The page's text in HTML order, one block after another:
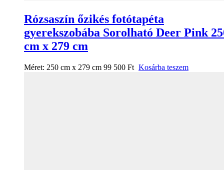
Rózsaszín őzikés fotótapéta
gyerekszobába Sorolható Deer Pink
cm x 279 cm
Méret: 250 cm x 279 cm 99 500 Ft Kosárba teszem